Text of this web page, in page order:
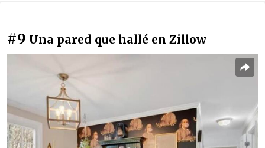
#9 Una pared que hallé en Zillow